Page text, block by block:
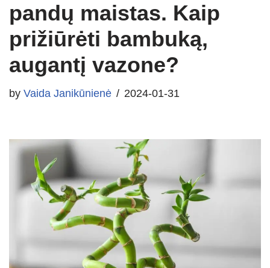
pandų maistas. Kaip
prižiūrėti bambuką,
augantį vazone?
by Vaida Janikūnienė 2024-01-31